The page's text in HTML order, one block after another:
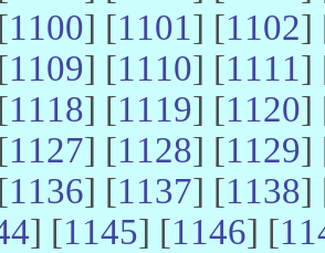
1100] [1101] [1102]
1109] [1110] [1111]
1118] [1119] [1120]
1127] [1128] [1129]
1136] [1137] [1138]
] [1145] [1146] [